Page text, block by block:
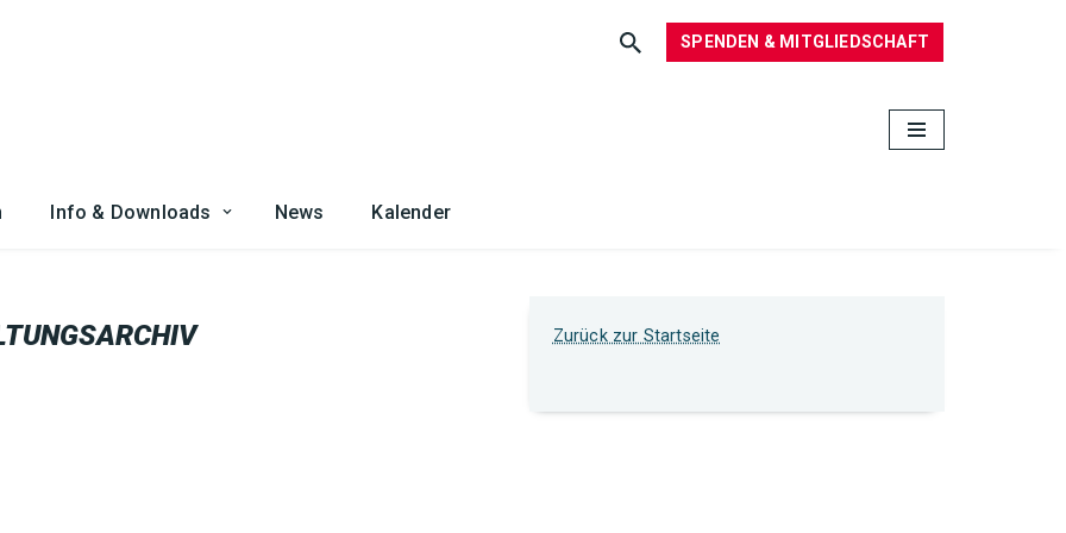
SPENDEN & MITGLIEDSCHAFT
Info & Downloads News Kalender
Zurück zur Startseite